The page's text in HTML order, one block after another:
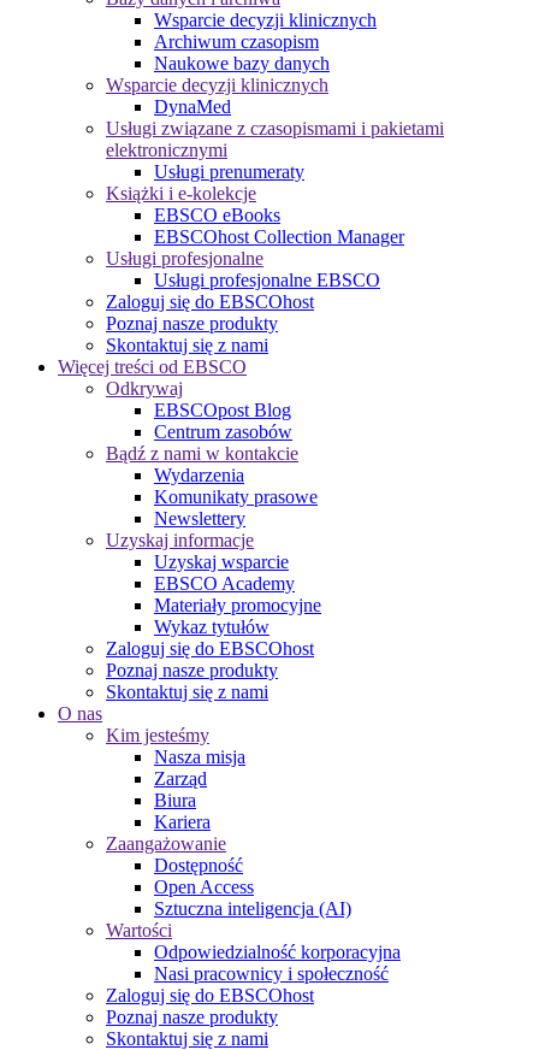
Wsparcie decyzji klinicznych
Archiwum czasopism
Naukowe bazy danych
Wsparcie decyzji klinicznych
DynaMed
Usługi związane z czasopismami i pakietami
elektronicznymi
Usługi prenumeraty
Książki i e-kolekcje
EBSCO eBooks
EBSCOhost Collection Manager
Usługi profesjonalne
Usługi profesjonalne EBSCO
Zaloguj się do EBSCOhost
Poznaj nasze produkty
Skontaktuj się z nami
Więcej treści od EBSCO
Odkrywaj
EBSCOpost Blog
Centrum zasobów
Bądź z nami w kontakcie
Wydarzenia
Komunikaty prasowe
Newslettery
Uzyskaj informacje
Uzyskaj wsparcie
EBSCO Academy
Materiały promocyjne
Wykaz tytułów
Zaloguj się do EBSCOhost
Poznaj nasze produkty
Skontaktuj się z nami
O nas
Kim jesteśmy
Nasza misja
Zarząd
Biura
Kariera
Zaangażowanie
Dostępność
Open Access
Sztuczna inteligencja (AI)
Wartości
Odpowiedzialność korporacyjna
Nasi pracownicy i społeczność
Zaloguj się do EBSCOhost
Poznaj nasze produkty
Skontaktuj się z nami